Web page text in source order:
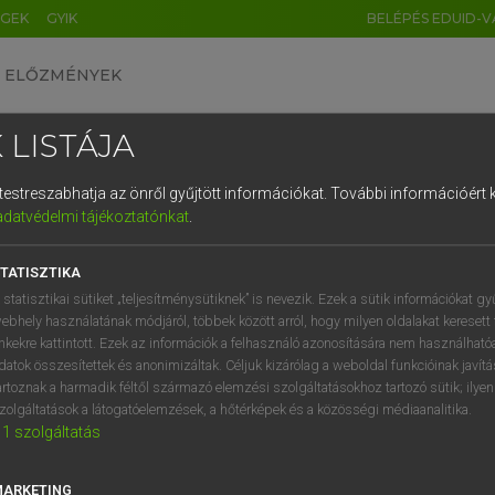
GYIK BELÉPÉS EDUID-
ELŐZMÉNYEK
szótár
VAN ELŐFIZETÉSED?
megtekintéséhez.
LISTÁJA
az önről gyűjtött információkat. További információért
tájékoztatónkat.
statisztikai sütiket „teljesítménysütiknek” is nevezik. Ezek a sütik információkat
használatának módjáról, többek között arról, hogy milyen oldalakat keresett
kattintott. Ezek az információk a felhasználó azonosítására nem
összesítettek és anonimizáltak. Céljuk kizárólag a weboldal funkcióinak
a harmadik féltől származó elemzési szolgáltatásokhoz tartozó sütik;
a látogatóelemzések, a hőtérképek és a közösségi médiaanalitika.
1 szolgáltatás
DE CN FR ES IT NL
1 2 3 4 5 6 7 8 9
q w e r t z u i
a s d f g h j k l é
í y x c v b n m , .